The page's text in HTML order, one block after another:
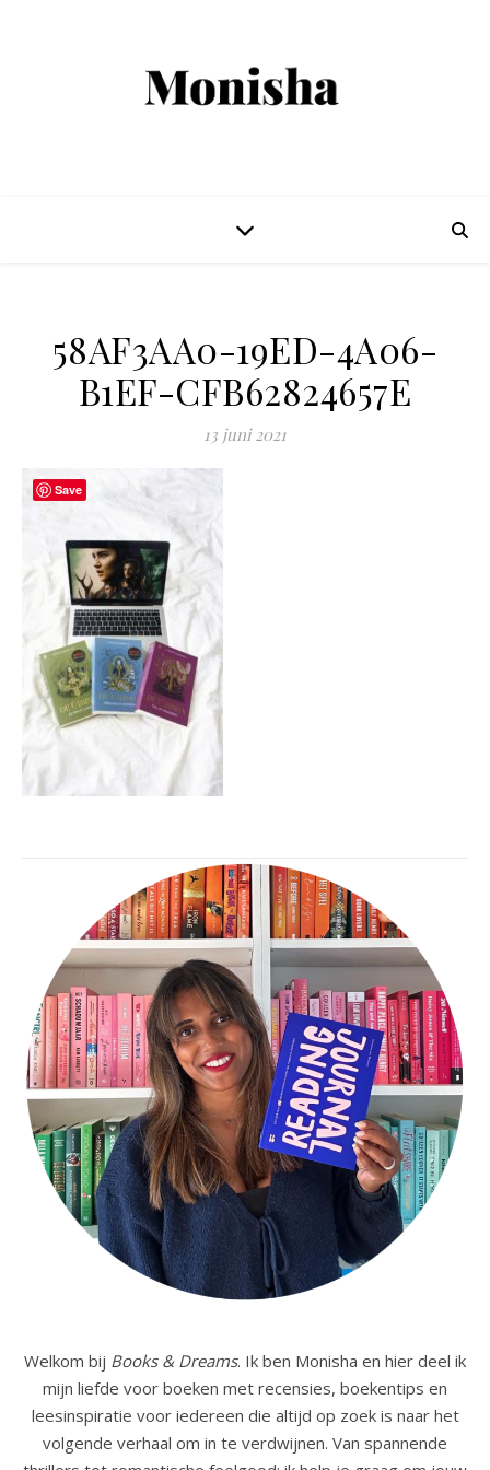
58AF3AA0-19ED-4A06-
B1EF-CFB62824657E
13 juni 2021
Welkom bij Books & Dreams. Ik ben Monisha en hier deel ik
mijn liefde voor boeken met recensies, boekentips en
leesinspiratie voor iedereen die altijd op zoek is naar het
volgende verhaal om in te verdwijnen. Van spannende
Save